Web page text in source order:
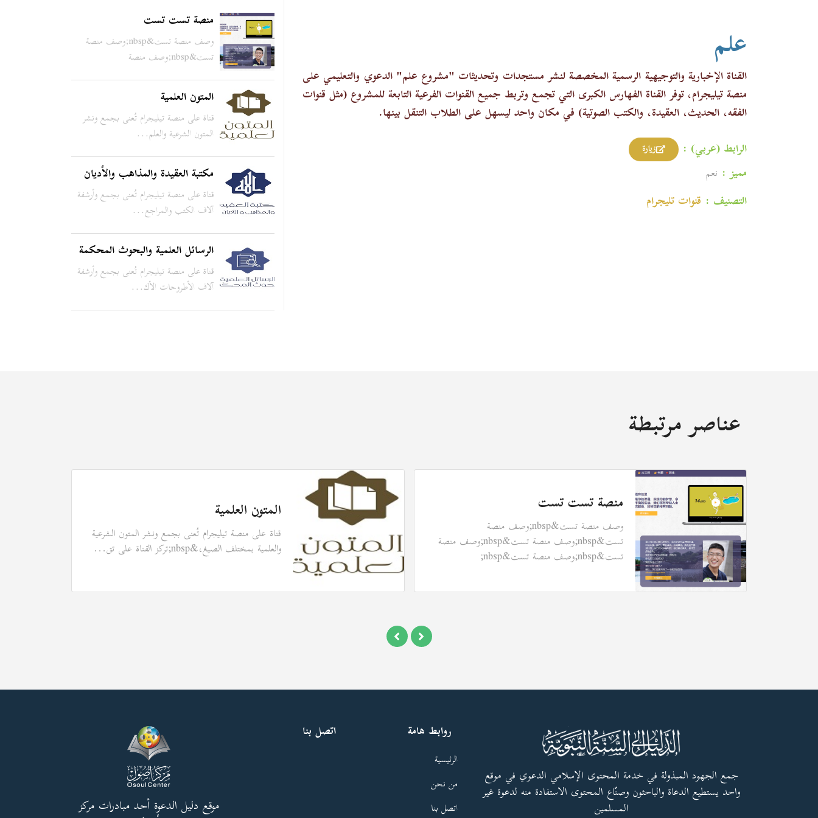
علم
القناة الإخبارية والتوجيهية الرسمية المخصصة لنشر مستجدات وتحديثات "مشروع علم" الدعوي والتعليمي على
منصة تيليجرام، توفر القناة الفهارس الكبرى التي تجمع وتربط جميع القنوات الفرعية التابعة للمشروع (مثل قنوات
الفقه، الحديث، العقيدة، والكتب الصوتية) في مكان واحد ليسهل على الطلاب التنقل بينها.
الرابط (عربي) :
زيارة
مميز : نعم
التصنيف : قنوات تليجرام
منصة تست تست
وصف منصة تست&nbsp;وصف منصة
تست&nbsp;وصف منصة
المتون العلمية
قناة على منصة تيليجرام تُعنى بجمع ونشر
المتون الشرعية والعلم...
مكتبة العقيدة والمذاهب والأديان
قناة على منصة تيليجرام تُعنى بجمع وأرشفة
آلاف الكتب والمراجع...
الرسائل العلمية والبحوث المحكمة
قناة على منصة تيليجرام تُعنى بجمع وأرشفة
آلاف الأطروحات الأك...
عناصر مرتبطة
منصة تست تست
وصف منصة تست&nbsp;وصف منصة
تست&nbsp;وصف منصة تست&nbsp;وصف منصة
تست&nbsp;وصف منصة تست&nbsp;
المتون العلمية
قناة على منصة تيليجرام تُعنى بجمع ونشر المتون الشرعية
والعلمية بمختلف الصيغ،&nbsp;تركز القناة على تق...
جمع الجهود المبذولة في خدمة المحتوى الإسلامي الدعوي في موقع
واحد يستطيع الدعاة والباحثون وصنّاع المحتوى الاستفادة منه لدعوة غير
المسلمين
روابط هامة
الرئيسية
من نحن
اتصل بنا
اتصل بنا
موقع دليل الدعوة أحد مبادرات مركز